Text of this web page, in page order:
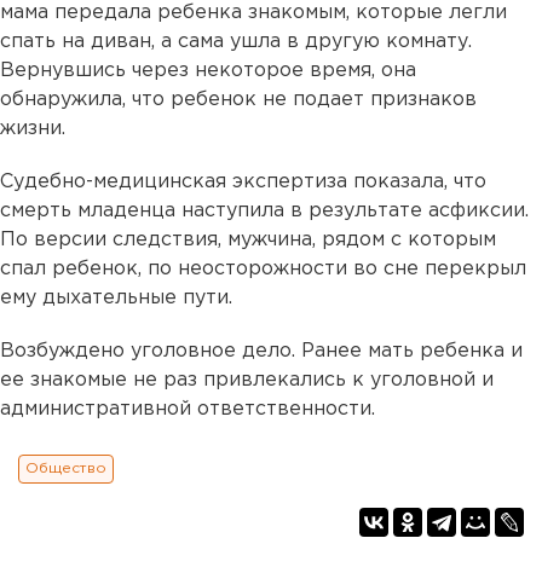
мама передала ребенка знакомым, которые легли
спать на диван, а сама ушла в другую комнату.
Вернувшись через некоторое время, она
обнаружила, что ребенок не подает признаков
жизни.
Судебно-медицинская экспертиза показала, что
смерть младенца наступила в результате асфиксии.
По версии следствия, мужчина, рядом с которым
спал ребенок, по неосторожности во сне перекрыл
ему дыхательные пути.
Возбуждено уголовное дело. Ранее мать ребенка и
ее знакомые не раз привлекались к уголовной и
административной ответственности.
Общество